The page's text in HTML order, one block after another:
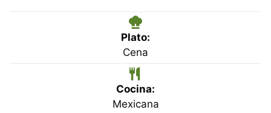
Plato:
Cena
Cocina:
Mexicana